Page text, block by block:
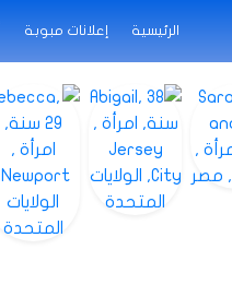
الرئيسية إعلانات مبوبة